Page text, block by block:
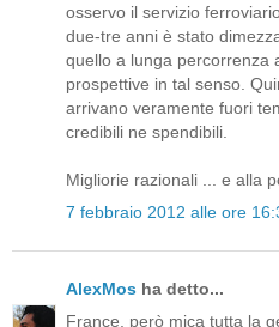
osservo il servizio
due-tre anni è stato
quello a lunga percorrenza
prospettive in tal senso.
arrivano veramente fuori
credibili ne spendibili.
Migliorie razionali ... e alla
7 febbraio 2012 alle ore
AlexMos ha detto...
France, però mica tutta la